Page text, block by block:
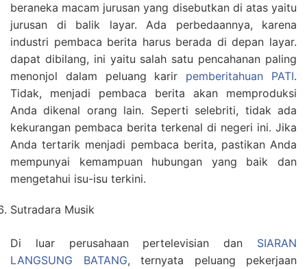
beraneka macam jurusan yang disebutkan di atas yaitu
jurusan di balik layar. Ada perbedaannya, karena
industri pembaca berita harus berada di depan layar.
dapat dibilang, ini yaitu salah satu pencahanan paling
menonjol dalam peluang karir pemberitahuan PATI.
Tidak, menjadi pembaca berita akan memproduksi
Anda dikenal orang lain. Seperti selebriti, tidak ada
kekurangan pembaca berita terkenal di negeri ini. Jika
Anda tertarik menjadi pembaca berita, pastikan Anda
mempunyai kemampuan hubungan yang baik dan
mengetahui isu-isu terkini.
Sutradara Musik
Di luar perusahaan pertelevisian dan SIARAN
LANGSUNG BATANG, ternyata peluang pekerjaan